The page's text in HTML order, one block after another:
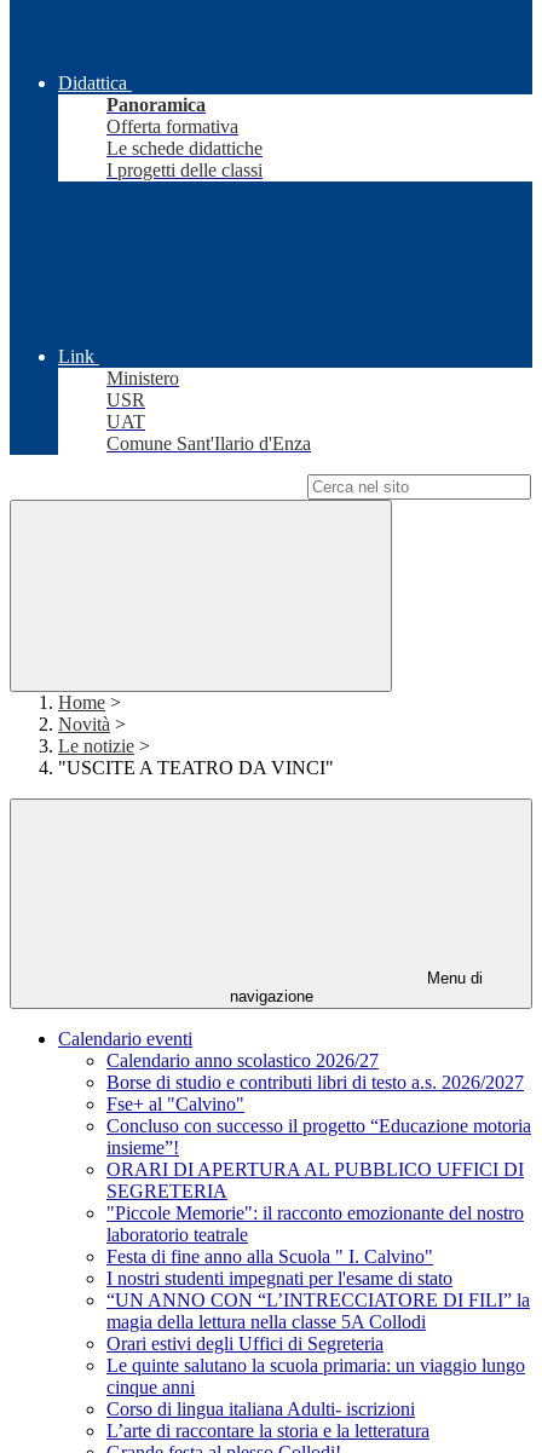
Didattica
Panoramica
Offerta formativa
Le schede didattiche
I progetti delle classi
Link
Ministero
USR
UAT
Comune Sant'Ilario d'Enza
Home >
Novità >
Le notizie >
"USCITE A TEATRO DA VINCI"
Menu di
navigazione
Calendario eventi
Calendario anno scolastico 2026/27
Borse di studio e contributi libri di testo a.s. 2026/2027
Fse+ al "Calvino"
Concluso con successo il progetto “Educazione motoria
insieme”!
ORARI DI APERTURA AL PUBBLICO UFFICI DI
SEGRETERIA
"Piccole Memorie": il racconto emozionante del nostro
laboratorio teatrale
Festa di fine anno alla Scuola " I. Calvino"
I nostri studenti impegnati per l'esame di stato
“UN ANNO CON “L’INTRECCIATORE DI FILI” la
magia della lettura nella classe 5A Collodi
Orari estivi degli Uffici di Segreteria
Le quinte salutano la scuola primaria: un viaggio lungo
cinque anni
Corso di lingua italiana Adulti- iscrizioni
L’arte di raccontare la storia e la letteratura